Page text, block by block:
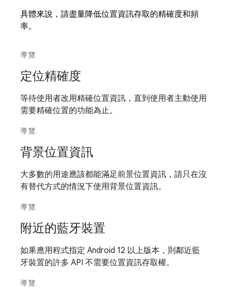
具體來說，請盡量降低位置資訊存取的精確度和頻
率。
導覽
定位精確度
等待使用者改用精確位置資訊，直到使用者主動使用
需要精確位置的功能為止。
導覽
背景位置資訊
大多數的用途應該都能滿足前景位置資訊，請只在沒
有替代方式的情況下使用背景位置資訊。
導覽
附近的藍牙裝置
如果應用程式指定 Android 12 以上版本，則鄰近藍
牙裝置的許多 API 不需要位置資訊存取權。
導覽